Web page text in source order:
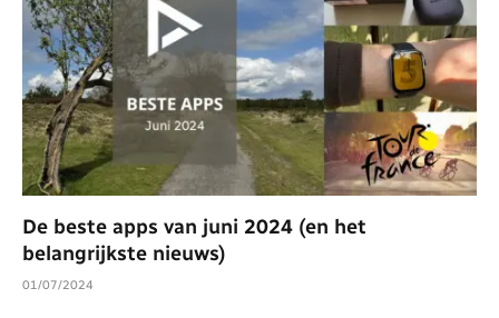
De beste apps van juni 2024 (en het
belangrijkste nieuws)
01/07/2024